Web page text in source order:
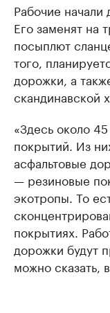
Рабочие начали
Его заменят на
посыплют
того,
дорожки, а
скандинавской
«Здесь около
покрытий. Из
асфальтовые
— резиновые
экотропы. То
покрытиях.
дорожки будут
можно сказать,